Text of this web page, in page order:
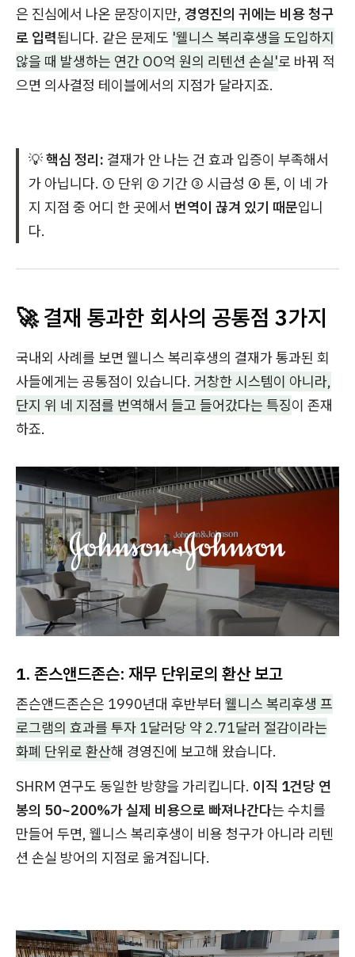
은 진심에서 나온 문장이지만, 경영진의 귀에는 비용 청구
로 입력됩니다. 같은 문제도 '웰니스 복리후생을 도입하지
않을 때 발생하는 연간 OO억 원의 리텐션 손실'로 바꿔 적
으면 의사결정 테이블에서의 지점가 달라지죠.
💡핵심 정리: 결재가 안 나는 건 효과 입증이 부족해서
가 아닙니다. ① 단위 ② 기간 ③ 시급성 ④ 톤, 이 네 가
지 지점 중 어디 한 곳에서 번역이 끊겨 있기 때문입니
다.
🚀 결재 통과한 회사의 공통점 3가지
국내외 사례를 보면 웰니스 복리후생의 결재가 통과된 회
사들에게는 공통점이 있습니다. 거창한 시스템이 아니라,
단지 위 네 지점를 번역해서 들고 들어갔다는 특징이 존재
하죠.
1. 존스앤드존슨: 재무 단위로의 환산 보고
존슨앤드존슨은 1990년대 후반부터 웰니스 복리후생 프
로그램의 효과를 투자 1달러당 약 2.71달러 절감이라는
화폐 단위로 환산해 경영진에 보고해 왔습니다.
SHRM 연구도 동일한 방향을 가리킵니다. 이직 1건당 연
봉의 50~200%가 실제 비용으로 빠져나간다는 수치를
만들어 두면, 웰니스 복리후생이 비용 청구가 아니라 리텐
션 손실 방어의 지점로 옮겨집니다.